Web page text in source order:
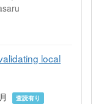
local
査読有り